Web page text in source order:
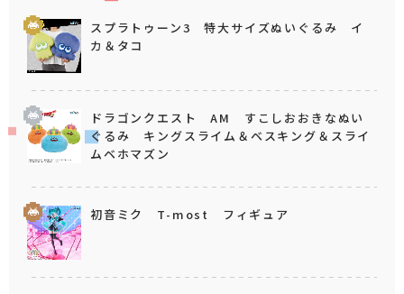
スプラトゥーン3 特大サイズぬいぐるみ イ
カ＆タコ
ドラゴンクエスト AM すこしおおきなぬい
ぐるみ キングスライム＆ベスキング＆スライ
ムベホマズン
初音ミク T-most フィギュア